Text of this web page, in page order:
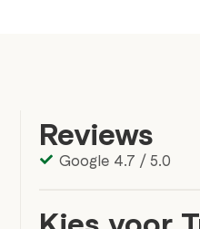
Reviews
Google 4.7 / 5.0